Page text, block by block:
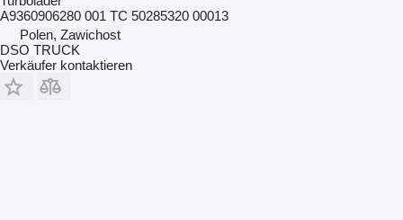
A9360906280 001 TC 50285320 00013
Polen, Zawichost
DSO TRUCK
Verkäufer kontaktieren